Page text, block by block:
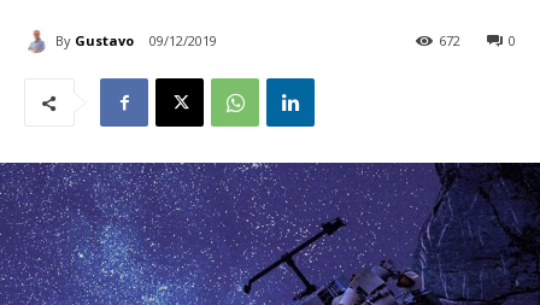
By Gustavo 09/12/2019 0
672